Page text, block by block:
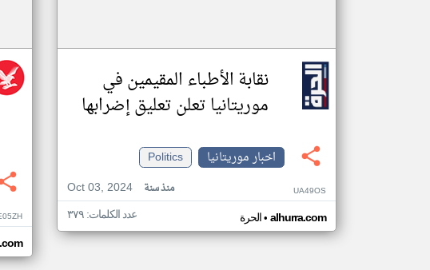
نقابة الأطباء المقيمين في
موريتانيا تعلن تعليق إضرابها
اخبار موريتانيا
Politics
Oct 03, 2024
منذ سنة UA49OS
الحرة• alhurra.com عدد الكلمات: ٣٧٩